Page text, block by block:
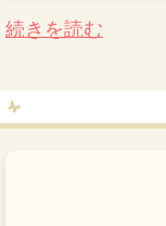
続きを読む